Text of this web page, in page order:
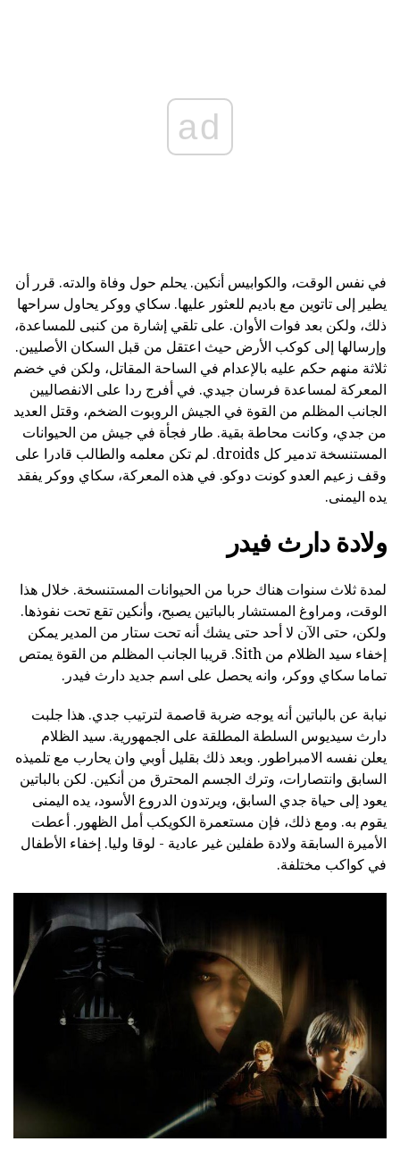
ad
في نفس الوقت، والكوابيس أنكين. يحلم حول وفاة والدته. قرر أن
يطير إلى تاتوين مع باديم للعثور عليها. سكاي ووكر يحاول سراحها
ذلك، ولكن بعد فوات الأوان. على تلقي إشارة من كنبى للمساعدة،
وإرسالها إلى كوكب الأرض حيث اعتقل من قبل السكان الأصليين.
ثلاثة منهم حكم عليه بالإعدام في الساحة المقاتل، ولكن في خضم
المعركة لمساعدة فرسان جيدي. في أفرج ردا على الانفصاليين
الجانب المظلم من القوة في الجيش الروبوت الضخم، وقتل العديد
من جدي، وكانت محاطة بقية. طار فجأة في جيش من الحيوانات
المستنسخة تدمير كل droids. لم تكن معلمه والطالب قادرا على
وقف زعيم العدو كونت دوكو. في هذه المعركة، سكاي ووكر يفقد
يده اليمنى.
ولادة دارث فيدر
لمدة ثلاث سنوات هناك حربا من الحيوانات المستنسخة. خلال هذا
الوقت، ومراوغ المستشار بالباتين يصبح، وأنكين تقع تحت نفوذها.
ولكن، حتى الآن لا أحد حتى يشك أنه تحت ستار من المدير يمكن
إخفاء سيد الظلام من Sith. قريبا الجانب المظلم من القوة يمتص
تماما سكاي ووكر، وانه يحصل على اسم جديد دارث فيدر.
نيابة عن بالباتين أنه يوجه ضربة قاصمة لترتيب جدي. هذا جلبت
دارث سيديوس السلطة المطلقة على الجمهورية. سيد الظلام
يعلن نفسه الامبراطور. وبعد ذلك بقليل أوبي وان يحارب مع تلميذه
السابق وانتصارات، وترك الجسم المحترق من أنكين. لكن بالباتين
يعود إلى حياة جدي السابق، ويرتدون الدروع الأسود، يده اليمنى
يقوم به. ومع ذلك، فإن مستعمرة الكويكب أمل الظهور. أعطت
الأميرة السابقة ولادة طفلين غير عادية - لوقا وليا. إخفاء الأطفال
في كواكب مختلفة.